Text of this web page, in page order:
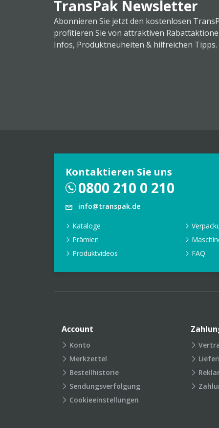
TransPak Newsletter
Abonnieren Sie jetzt den kostenlosen
profitieren Sie von attraktiven
Infos, Produktneuheiten & hilfreichen Tipps.
Kontaktieren Sie uns
0800 210 0 210
info@transpak.de
Kataloge
Prämien
Produktvideos
FAQ
Account
Konto
Merkzettel
Bestellhistorie
Sendungsverfolgung
Cookieeinstellungen